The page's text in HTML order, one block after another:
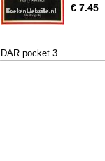
€ 7.45
DAR pocket 3.